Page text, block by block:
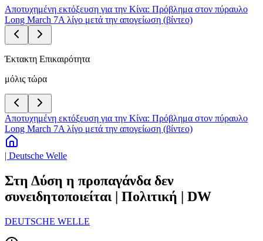
Αποτυχημένη εκτόξευση για την Κίνα: Πρόβλημα στον πύραυλο
Long March 7A λίγο μετά την απογείωση (βίντεο)
Έκτακτη Επικαιρότητα
μόλις τώρα
Αποτυχημένη εκτόξευση για την Κίνα: Πρόβλημα στον πύραυλο
Long March 7A λίγο μετά την απογείωση (βίντεο)
| Deutsche Welle
Στη Δύση η προπαγάνδα δεν
συνειδητοποιείται | Πολιτική | DW
DEUTSCHE WELLE